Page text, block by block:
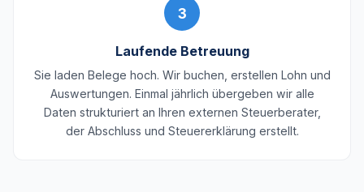
3
Laufende Betreuung
Sie laden Belege hoch. Wir buchen, erstellen Lohn und
Auswertungen. Einmal jährlich übergeben wir alle
Daten strukturiert an Ihren externen Steuerberater,
der Abschluss und Steuererklärung erstellt.